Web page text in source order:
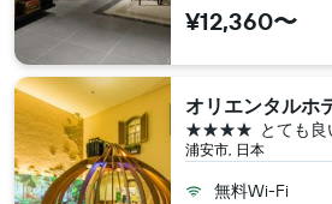
¥12,360〜
オリエンタルホ
浦安市, 日本
とても良
4つ星
無料Wi-Fi